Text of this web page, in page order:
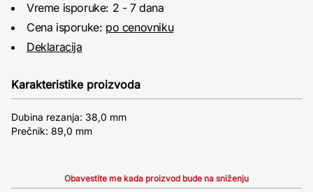
Vreme isporuke: 2 - 7 dana
Cena isporuke: po cenovniku
Deklaracija
Karakteristike proizvoda
Dubina rezanja: 38,0 mm
Prečnik: 89,0 mm
Obavestite me kada proizvod bude na sniženju